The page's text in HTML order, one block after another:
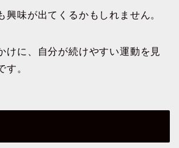
興味が出てくるかもしれません。
けに、自分が続けやすい運動を見
す。